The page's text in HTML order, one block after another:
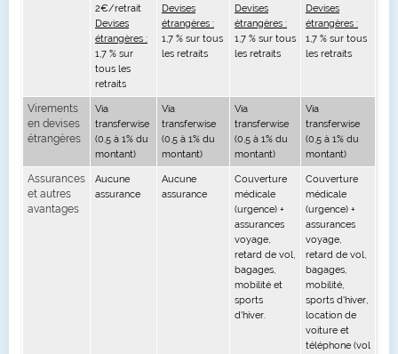
2€/retrait
Devises
étrangères :
1,7 % sur
tous les
retraits
Devises
étrangères :
1,7 % sur tous
les retraits
Devises
étrangères :
1,7 % sur tous
les retraits
Devises
étrangères :
1,7 % sur tous
les retraits
Virements
en devises
étrangères
Via
transferwise
(0,5 à 1% du
montant)
Via
transferwise
(0,5 à 1% du
montant)
Via
transferwise
(0,5 à 1% du
montant)
Via
transferwise
(0,5 à 1% du
montant)
Assurances
et autres
avantages
Aucune
assurance
Aucune
assurance
Couverture
médicale
(urgence) +
assurances
voyage,
retard de vol,
bagages,
mobilité et
sports
d'hiver.
Couverture
médicale
(urgence) +
assurances
voyage,
retard de vol,
bagages,
mobilité,
sports d'hiver,
location de
voiture et
téléphone (vol